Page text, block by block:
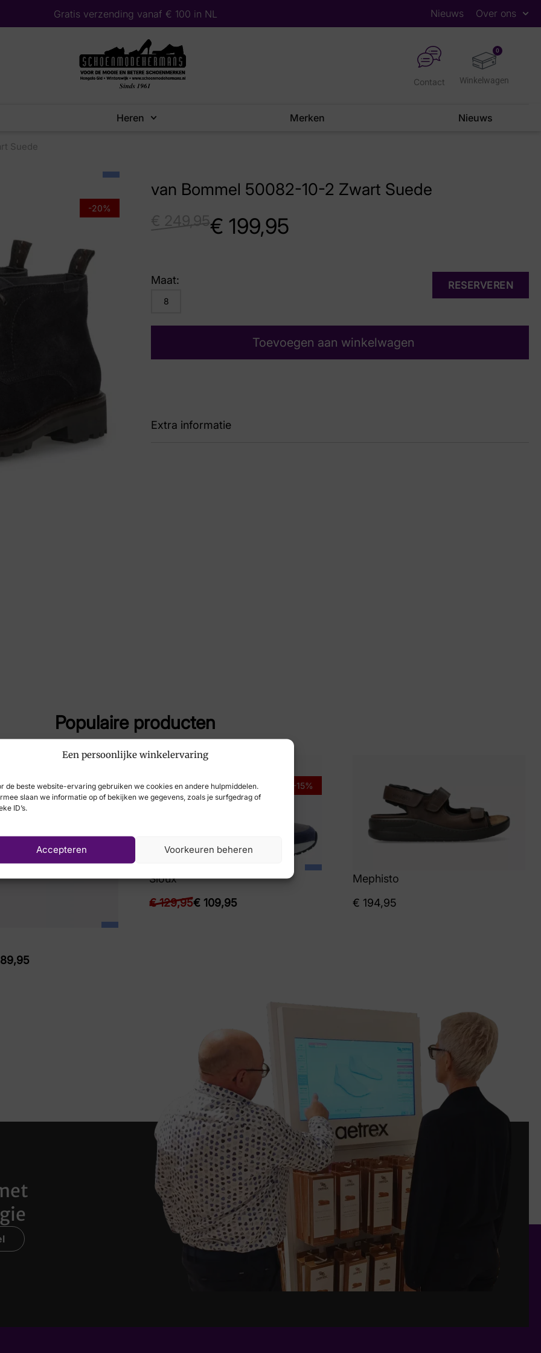
Een persoonlijke winkelervaring
de beste website-ervaring gebruiken we cookies en andere hulpmiddelen.
slaan we informatie op of bekijken we gegevens, zoals je surfgedrag of
ID’s.
Accepteren Voorkeuren beheren
Gratis verzending vanaf € 100 in NL Nieuws Over ons
0
Contact
Heren Merken Nieuws
Suede
-20%
van Bommel 50082-10-2 Zwart Suede
249,95€ 199,95
RESERVEREN
Maat:
8
Toevoegen aan winkelwagen
Extra informatie
Populaire producten
-31%
89,95
-15%
Sioux
€129,95€ 109,95
Mephisto
€ 194,95